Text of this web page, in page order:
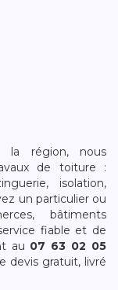
la région, nous
de toiture :
isolation,
un particulier ou
bâtiments
fiable et de
au 07 63 02 05
devis gratuit, livré